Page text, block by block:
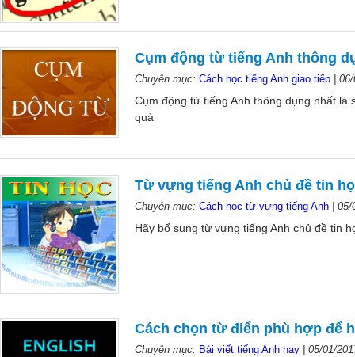
Cụm động từ tiếng Anh thông
Chuyên mục: Cách học tiếng Anh giao tiếp
Cụm động từ tiếng Anh thông dụng nhất
quả
Từ vựng tiếng Anh chủ đề tin
Chuyên mục: Cách học từ vựng tiếng Anh 05/
Hãy bổ sung từ vựng tiếng Anh chủ đề tin
Cách chọn từ điển phù hợp để
Chuyên mục: Bài viết tiếng Anh hay 05/01/